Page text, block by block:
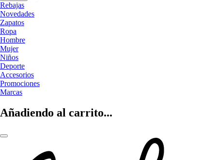
Rebajas
Novedades
Zapatos
Ropa
Hombre
Mujer
Niños
Deporte
Accesorios
Promociones
Marcas
Añadiendo al carrito...